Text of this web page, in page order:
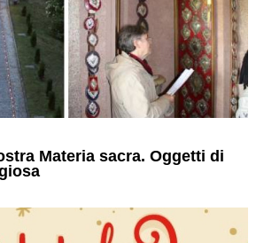
Materia sacra. Oggetti di